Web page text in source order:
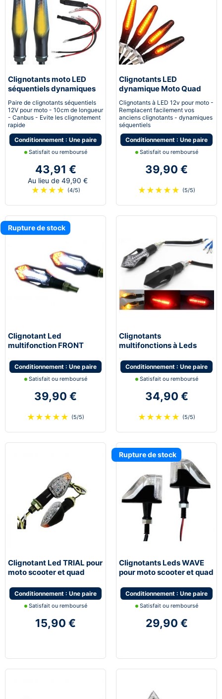
Clignotants moto LED
séquentiels dynamiques
canbus Next-Tech®
Paire de clignotants séquentiels
12V pour moto - 10cm de longueur
- Canbus - Evite les clignotement
rapide
Conditionnement : Une paire
Satisfait ou remboursé
43,91 €
Au lieu de 49,90 €
★ ★ ★ ★ (4/5)
Clignotants LED
dynamique Moto Quad
Scooter Next-Tech®
Clignotants à LED 12v pour moto -
Remplacent facilement vos
anciens clignotants - dynamiques
séquentiels
Conditionnement : Une paire
Satisfait ou remboursé
39,90 €
★ ★ ★ ★ ★ (5/5)
Rupture de stock
Clignotant Led
multifonction FRONT
moto scooter quad
Conditionnement : Une paire
Satisfait ou remboursé
39,90 €
★ ★ ★ ★ ★ (5/5)
Clignotants
multifonctions à Leds
feu de position
Conditionnement : Une paire
Satisfait ou remboursé
34,90 €
★ ★ ★ ★ ★ (5/5)
Clignotant Led TRIAL pour
moto scooter et quad
Conditionnement : Une paire
Satisfait ou remboursé
15,90 €
Rupture de stock
Clignotants Leds WAVE
pour moto scooter et quad
Conditionnement : Une paire
Satisfait ou remboursé
29,90 €